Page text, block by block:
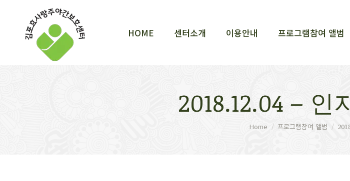
HOME 센터소개 이용안내 프로그램참여 앨범
2018.12.04 –
You are here:
Home 프로그램참여 앨범